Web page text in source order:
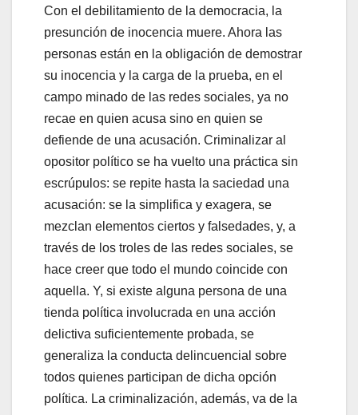
Con el debilitamiento de la democracia, la
presunción de inocencia muere. Ahora las
personas están en la obligación de demostrar
su inocencia y la carga de la prueba, en el
campo minado de las redes sociales, ya no
recae en quien acusa sino en quien se
defiende de una acusación. Criminalizar al
opositor político se ha vuelto una práctica sin
escrúpulos: se repite hasta la saciedad una
acusación: se la simplifica y exagera, se
mezclan elementos ciertos y falsedades, y, a
través de los troles de las redes sociales, se
hace creer que todo el mundo coincide con
aquella. Y, si existe alguna persona de una
tienda política involucrada en una acción
delictiva suficientemente probada, se
generaliza la conducta delincuencial sobre
todos quienes participan de dicha opción
política. La criminalización, además, va de la